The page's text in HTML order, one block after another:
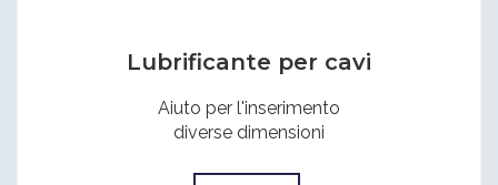
Lubrificante per cavi
Aiuto per l'inserimento
diverse dimensioni